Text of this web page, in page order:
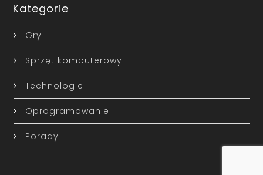
Kategorie
Gry
Sprzęt komputerowy
Technologie
Oprogramowanie
Porady